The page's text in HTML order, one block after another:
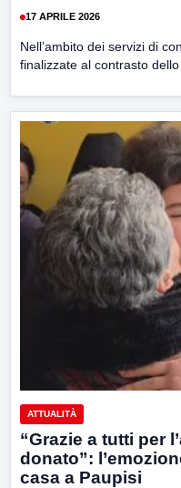
17 APRILE 2026
Nell’ambito dei servizi di
finalizzate al contrasto
ATTUALITÀ
“Grazie a tutti per
donato”:
casa a Paupisi